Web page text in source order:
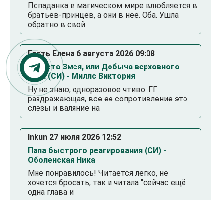
Попаданка в магическом мире влюбляется в
братьев-принцев, а они в нее. Оба. Ушла
обратно в свой
Гость Елена 6 августа 2026 09:08
Невеста Змея, или Добыча верховного
Нага (СИ) - Миллс Виктория
Ну не знаю, одноразовое чтиво. ГГ
раздражающая, все ее сопротивление это
слезы и валяние на
Inkun 27 июля 2026 12:52
Папа быстрого реагирования (СИ) -
Оболенская Ника
Мне понравилось! Читается легко, не
хочется бросать, так и читала "сейчас ещё
одна глава и